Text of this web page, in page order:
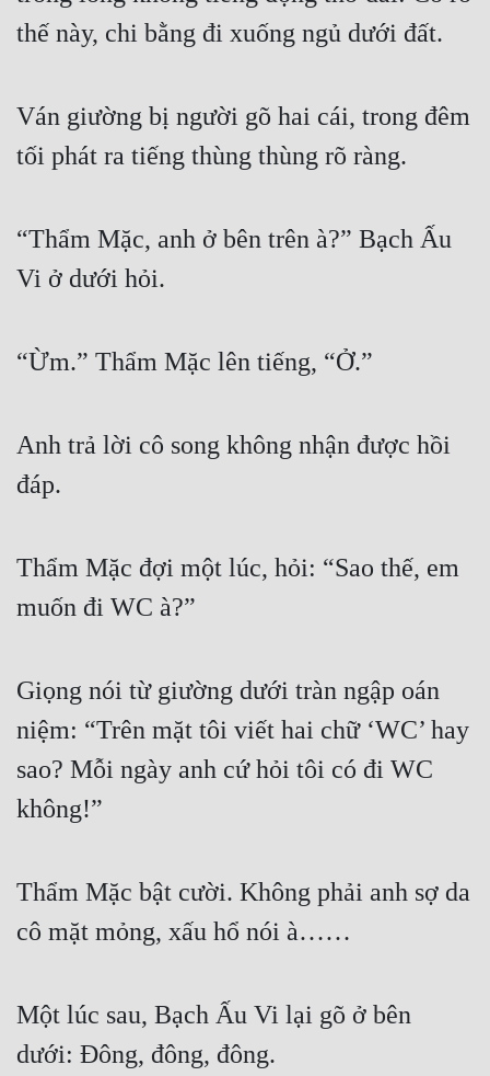
Đẹp
Tính Cách Nhân Vật :
Sát Phạt Quyết Đoán
Vô Sỉ
thế này, chi bằng đi xuống ngủ dưới đất.
Ván giường bị người gõ hai cái, trong đêm
tối phát ra tiếng thùng thùng rõ ràng.
“Thẩm Mặc, anh ở bên trên à?” Bạch Ấu
Vi ở dưới hỏi.
“Ừm.” Thẩm Mặc lên tiếng, “Ở.”
Anh trả lời cô song không nhận được hồi
đáp.
Thẩm Mặc đợi một lúc, hỏi: “Sao thế, em
muốn đi WC à?”
Giọng nói từ giường dưới tràn ngập oán
niệm: “Trên mặt tôi viết hai chữ ‘WC’ hay
sao? Mỗi ngày anh cứ hỏi tôi có đi WC
không!”
Thẩm Mặc bật cười. Không phải anh sợ da
cô mặt mỏng, xấu hổ nói à……
Một lúc sau, Bạch Ấu Vi lại gõ ở bên
dưới: Đông, đông, đông.